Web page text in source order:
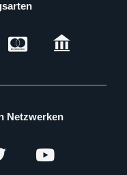
Netzwerken